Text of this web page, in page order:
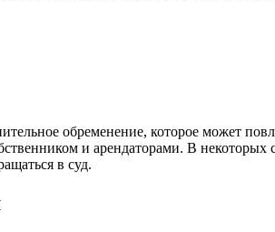
обременение, которое может
и арендаторами. В некоторых
в суд.